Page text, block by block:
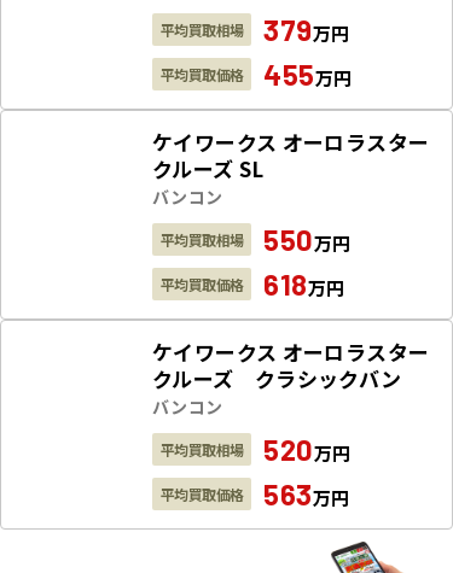
平均買取相場 379万円
平均買取価格 455万円
ケイワークス オーロラスター
クルーズ SL
バンコン
平均買取相場 550万円
平均買取価格 618万円
ケイワークス オーロラスター
クルーズ クラシックバン
バンコン
平均買取相場 520万円
平均買取価格 563万円